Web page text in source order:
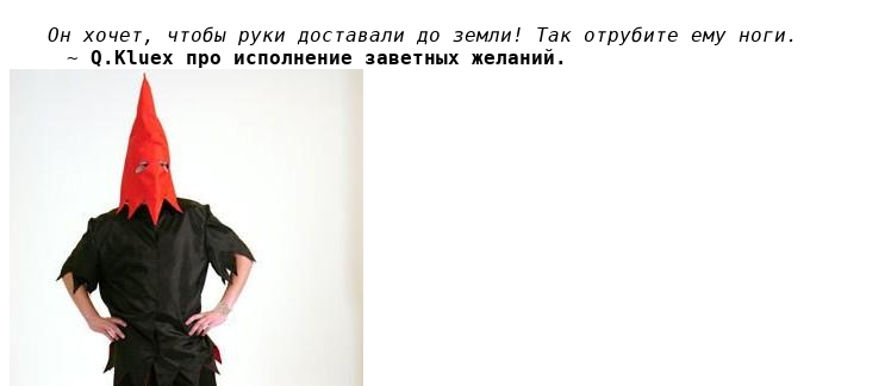
Он хочет, чтобы руки доставали до земли! Так отрубите ему ноги.
~ Q.Kluex про исполнение заветных желаний.